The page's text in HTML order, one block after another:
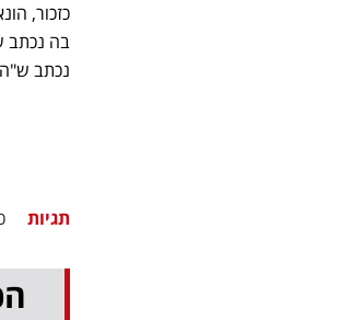
כזכור,
נכתב
תגיות